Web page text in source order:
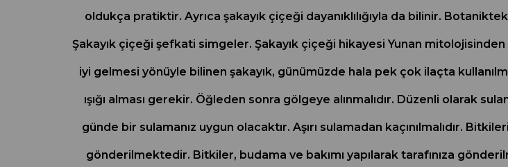
oldukça pratiktir. Ayrıca şakayık çiçeği dayanıklılığıyla da bilinir.
Şakayık çiçeği şefkati simgeler. Şakayık çiçeği hikayesi Yunan
iyi gelmesi yönüyle bilinen şakayık, günümüzde hala pek çok ilaçta
ışığı alması gerekir. Öğleden sonra gölgeye alınmalıdır. Düzenli olarak
günde bir sulamanız uygun olacaktır. Aşırı sulamadan kaçınılmalıdır.
gönderilmektedir. Bitkiler, budama ve bakımı yapılarak tarafınıza